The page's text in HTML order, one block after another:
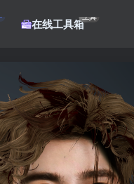
在线工具箱工具